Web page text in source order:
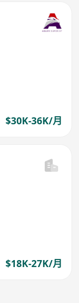
$30K-36K/月
$18K-27K/月